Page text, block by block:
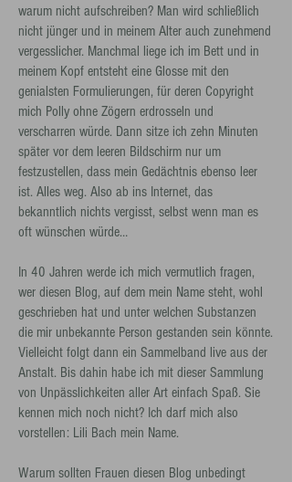
warum nicht aufschreiben? Man wird schließlich
nicht jünger und in meinem Alter auch zunehmend
vergesslicher. Manchmal liege ich im Bett und in
meinem Kopf entsteht eine Glosse mit den
genialsten Formulierungen, für deren Copyright
mich Polly ohne Zögern erdrosseln und
verscharren würde. Dann sitze ich zehn Minuten
später vor dem leeren Bildschirm nur um
festzustellen, dass mein Gedächtnis ebenso leer
ist. Alles weg. Also ab ins Internet, das
bekanntlich nichts vergisst, selbst wenn man es
oft wünschen würde…
In 40 Jahren werde ich mich vermutlich fragen,
wer diesen Blog, auf dem mein Name steht, wohl
geschrieben hat und unter welchen Substanzen
die mir unbekannte Person gestanden sein könnte.
Vielleicht folgt dann ein Sammelband live aus der
Anstalt. Bis dahin habe ich mit dieser Sammlung
von Unpässlichkeiten aller Art einfach Spaß. Sie
kennen mich noch nicht? Ich darf mich also
vorstellen: Lili Bach mein Name.
Warum sollten Frauen diesen Blog unbedingt